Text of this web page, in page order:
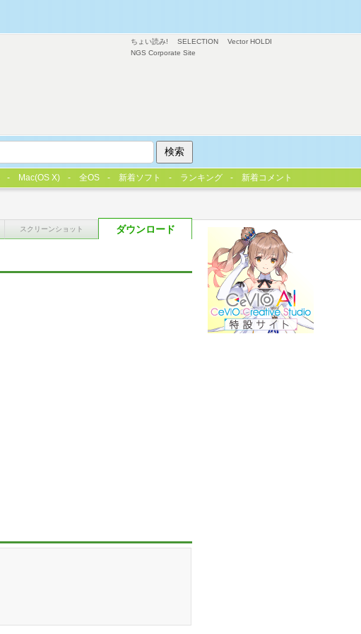
スクリーンショット ダウンロード
ちょい読み! SELECTION
Vector HOLDI
NGS Corporate Site
Mac(OS X) 全OS 新着ソフト ランキング 新着コメント